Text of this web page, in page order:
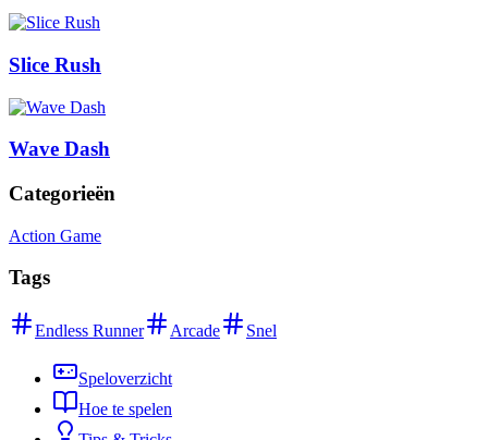
Slice Rush
Wave Dash
Categorieën
Action Game
Tags
Endless Runner Arcade Snel
Speloverzicht
Hoe te spelen